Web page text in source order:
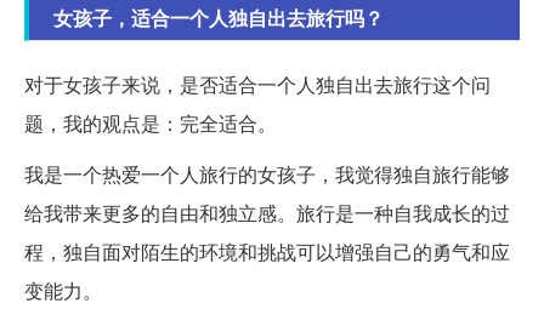
女孩子，适合一个人独自出去旅行吗？
对于女孩子来说，是否适合一个人独自出去旅行这个问
题，我的观点是：完全适合。
我是一个热爱一个人旅行的女孩子，我觉得独自旅行能够
给我带来更多的自由和独立感。旅行是一种自我成长的过
程，独自面对陌生的环境和挑战可以增强自己的勇气和应
变能力。